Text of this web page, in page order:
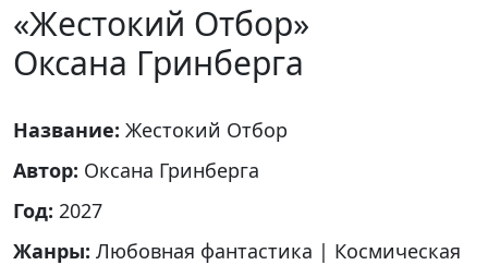
«Жестокий Отбор»
Оксана Гринберга
Название: Жестокий Отбор
Автор: Оксана Гринберга
Год: 2027
Жанры: Любовная фантастика | Космическая